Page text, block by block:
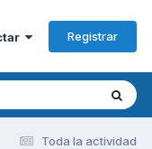
Registrar
Toda la actividad